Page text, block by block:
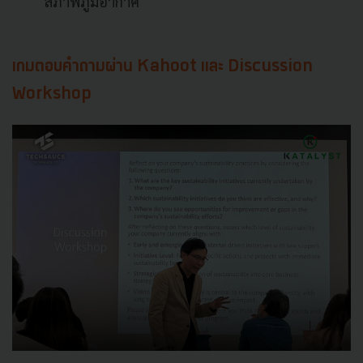
เกมตอบคำถามผ่าน Kahoot และ Discussion
Workshop